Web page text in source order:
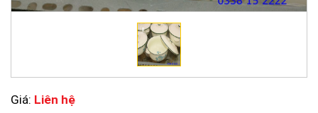
Giá: Liên hệ